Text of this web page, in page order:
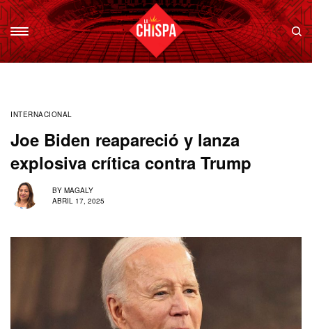
INTERNACIONAL
Joe Biden reapareció y lanza
explosiva crítica contra Trump
BY MAGALY
ABRIL 17, 2025